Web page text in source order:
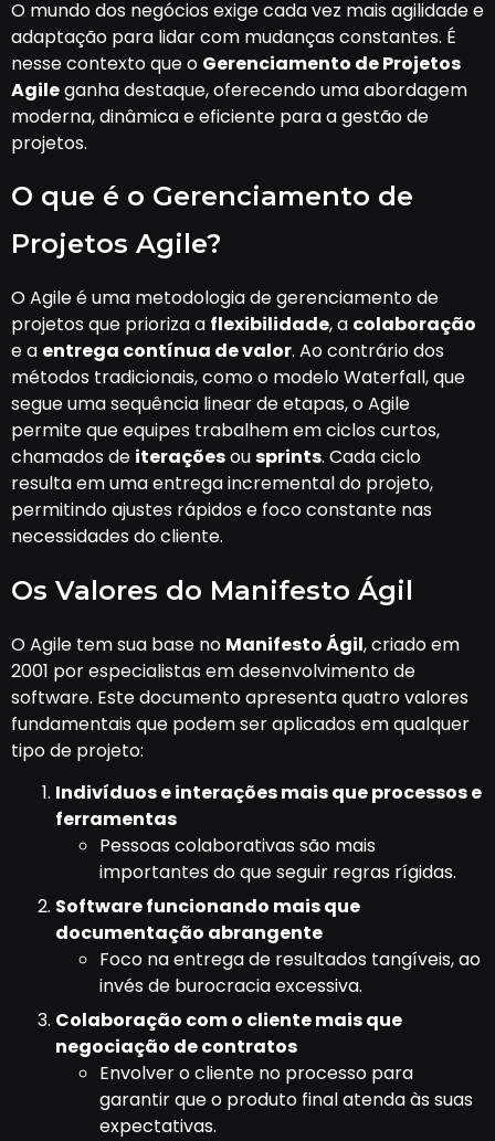
O mundo dos negócios exige cada vez mais agilidade e
adaptação para lidar com mudanças constantes. É
nesse contexto que o Gerenciamento de Projetos
Agileganha destaque, oferecendo uma abordagem
moderna, dinâmica e eficiente para a gestão de
projetos.
O que é o Gerenciamento de
Projetos Agile?
O Agile é uma metodologia de gerenciamento de
projetos que prioriza a flexibilidade, a colaboração
e a entrega contínua de valor. Ao contrário dos
métodos tradicionais, como o modelo Waterfall, que
segue uma sequência linear de etapas, o Agile
permite que equipes trabalhem em ciclos curtos,
chamados de iteraçõesousprints. Cada ciclo
resulta em uma entrega incremental do projeto,
permitindo ajustes rápidos e foco constante nas
necessidades do cliente.
Os Valores do Manifesto Ágil
O Agile tem sua base no Manifesto Ágil, criado em
2001 por especialistas em desenvolvimento de
software. Este documento apresenta quatro valores
fundamentais que podem ser aplicados em qualquer
tipo de projeto:
Indivíduos e interações mais que processos e
ferramentas
Pessoas colaborativas são mais
importantes do que seguir regras rígidas.
Software funcionando mais que
documentação abrangente
Foco na entrega de resultados tangíveis, ao
invés de burocracia excessiva.
Colaboração com o cliente mais que
negociação de contratos
Envolver o cliente no processo para
garantir que o produto final atenda às suas
expectativas.